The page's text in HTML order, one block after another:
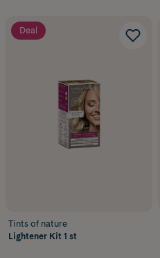
Deal
Tints of nature
Lightener Kit 1 st